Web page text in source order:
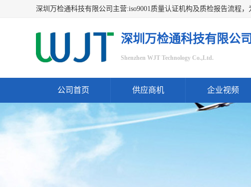
深圳万检通科技有限公司
Shenzhen WJT Technology Co.,Ltd.
公司首页 供应商机 企业视频